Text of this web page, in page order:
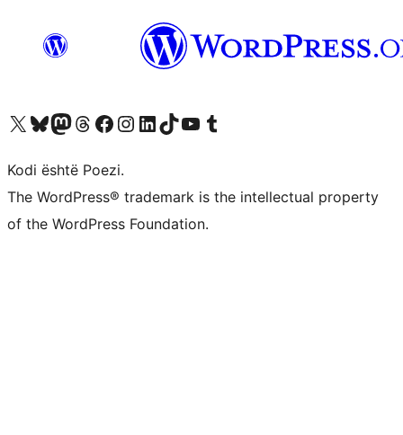
Vizitoni llogarinë tonë X (ish Twitter)
Vizitoni llogarinë tonë Bluesky
Vizitoni llogarinë tonë Mastodon
Vizitoni llogarinë tonë Threads
Vizitoni faqen tonë në Facebook
Vizitoni llogarinë tonë Instagram
Vizitoni llogarinë tonë LinkedIn
Vizitoni llogarinë tonë TikTok
Vizitoni kanalin tonë YouTube
Vizitoni llogarinë tonë Tumblr
Kodi është Poezi.
The WordPress® trademark is the intellectual property
of the WordPress Foundation.